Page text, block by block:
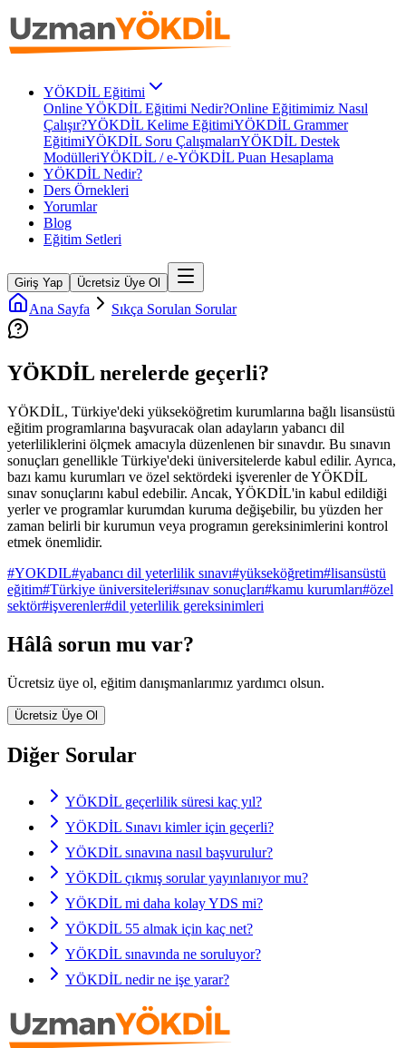
YÖKDİL Eğitimi
Online YÖKDİL Eğitimi Nedir?Online Eğitimimiz Nasıl
Çalışır?YÖKDİL Kelime EğitimiYÖKDİL Grammer
EğitimiYÖKDİL Soru ÇalışmalarıYÖKDİL Destek
ModülleriYÖKDİL / e-YÖKDİL Puan Hesaplama
YÖKDİL Nedir?
Ders Örnekleri
Yorumlar
Blog
Eğitim Setleri
Giriş Yap Ücretsiz Üye Ol
Ana Sayfa Sıkça Sorulan Sorular
YÖKDİL nerelerde geçerli?
YÖKDİL, Türkiye'deki yükseköğretim kurumlarına bağlı lisansüstü
eğitim programlarına başvuracak olan adayların yabancı dil
yeterliliklerini ölçmek amacıyla düzenlenen bir sınavdır. Bu sınavın
sonuçları genellikle Türkiye'deki üniversitelerde kabul edilir. Ayrıca,
bazı kamu kurumları ve özel sektördeki işverenler de YÖKDİL
sınav sonuçlarını kabul edebilir. Ancak, YÖKDİL'in kabul edildiği
yerler ve programlar kurumdan kuruma değişebilir, bu yüzden her
zaman belirli bir kurumun veya programın gereksinimlerini kontrol
etmek önemlidir.
#YOKDIL#yabancı dil yeterlilik sınavı#yükseköğretim#lisansüstü
eğitim#Türkiye üniversiteleri#sınav sonuçları#kamu kurumları#özel
sektör#işverenler#dil yeterlilik gereksinimleri
Hâlâ sorun mu var?
Ücretsiz üye ol, eğitim danışmanlarımız yardımcı olsun.
Ücretsiz Üye Ol
Diğer Sorular
YÖKDİL geçerlilik süresi kaç yıl?
YÖKDİL Sınavı kimler için geçerli?
YÖKDİL sınavına nasıl başvurulur?
YÖKDİL çıkmış sorular yayınlanıyor mu?
YÖKDİL mi daha kolay YDS mi?
YÖKDİL 55 almak için kaç net?
YÖKDİL sınavında ne soruluyor?
YÖKDİL nedir ne işe yarar?